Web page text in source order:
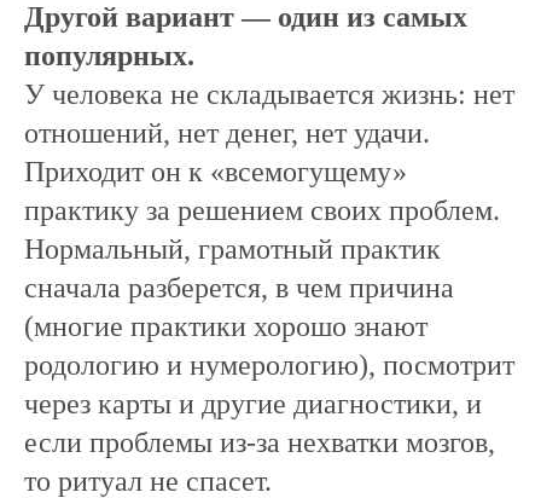
Другой вариант — один из самых
популярных.
У человека не складывается жизнь: нет
отношений, нет денег, нет удачи.
Приходит он к «всемогущему»
практику за решением своих проблем.
Нормальный, грамотный практик
сначала разберется, в чем причина
(многие практики хорошо знают
родологию и нумерологию), посмотрит
через карты и другие диагностики, и
если проблемы из-за нехватки мозгов,
то ритуал не спасет.